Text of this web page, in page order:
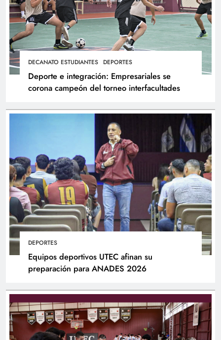
DECANATO ESTUDIANTES DEPORTES
Deporte e integración: Empresariales se
corona campeón del torneo interfacultades
DEPORTES
Equipos deportivos UTEC afinan su
preparación para ANADES 2026